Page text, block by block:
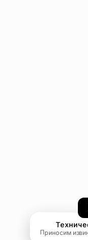
Приносим